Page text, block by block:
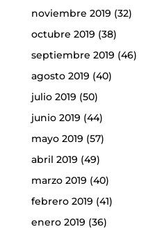
noviembre 2019 (32)
octubre 2019 (38)
septiembre 2019 (46)
agosto 2019 (40)
julio 2019 (50)
junio 2019 (44)
mayo 2019 (57)
abril 2019 (49)
marzo 2019 (40)
febrero 2019 (41)
enero 2019 (36)